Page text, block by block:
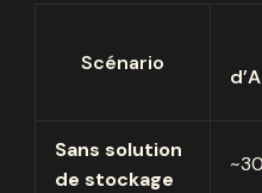
Scénario
Sans solution
de stockage